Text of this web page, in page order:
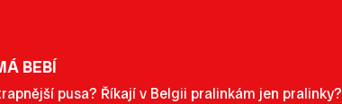
BEBÍ
pusa? Říkají v Belgii pralinkám jen pralinky?